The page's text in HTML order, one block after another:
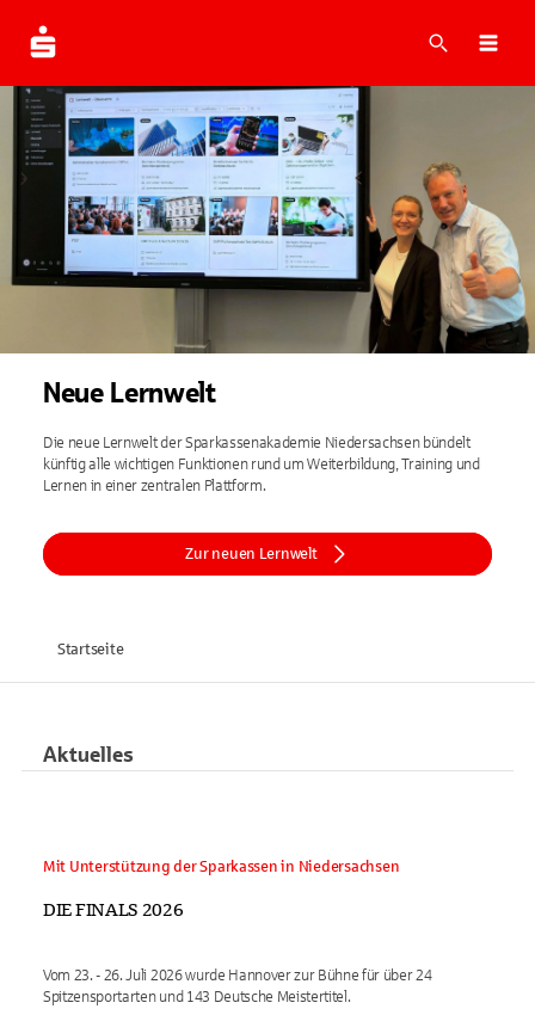
Suche
Neue Lernwelt
Die neue Lernwelt der Sparkassenakademie Niedersachsen bündelt
künftig alle wichtigen Funktionen rund um Weiterbildung, Training und
Lernen in einer zentralen Plattform.
Zur neuen Lernwelt
Startseite
Aktuelles
Mit Unterstützung der Sparkassen in Niedersachsen
DIE FINALS 2026
Vom 23. - 26. Juli 2026 wurde Hannover zur Bühne für über 24
Spitzensportarten und 143 Deutsche Meistertitel.